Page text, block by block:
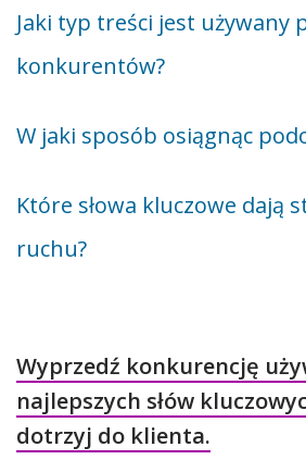
Jaki typ treści jest używany
konkurentów?
W jaki sposób osiągnąc
Które słowa kluczowe dają
ruchu?
Wyprzedź konkurencję
najlepszych słów
dotrzyj do klienta.